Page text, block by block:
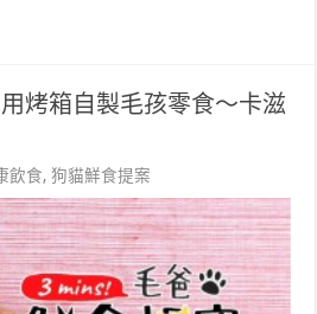
用烤箱自製毛孩零食～卡滋
飲食,狗貓鮮食提案